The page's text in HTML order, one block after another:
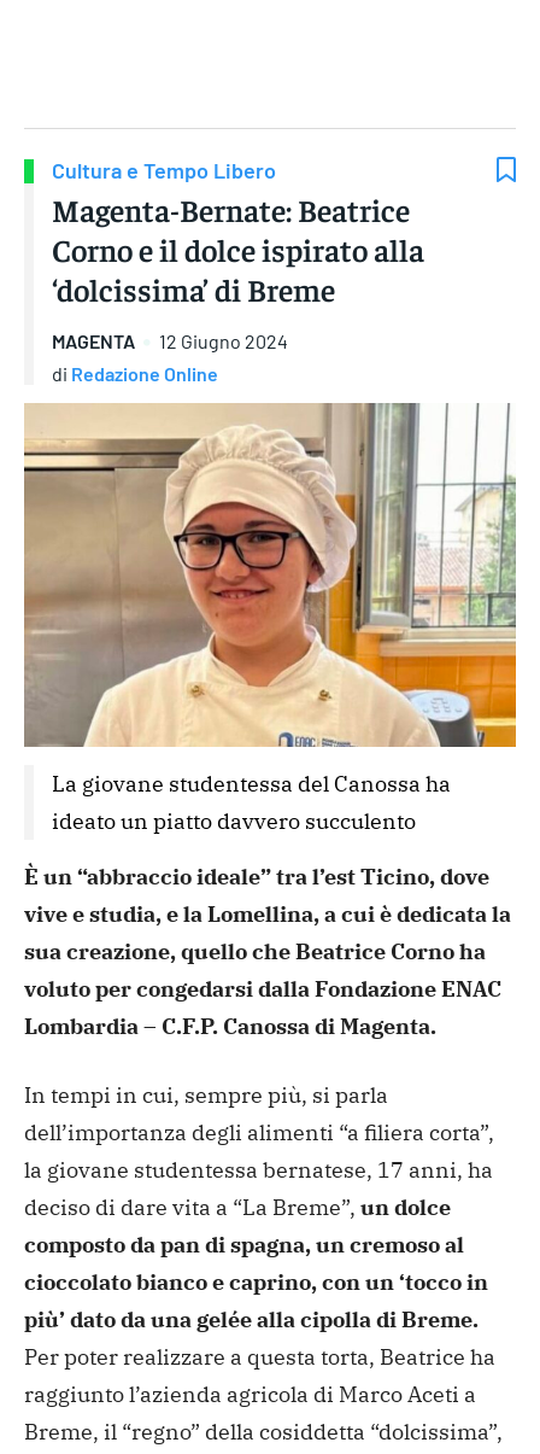
Cultura e Tempo Libero
Magenta-Bernate: Beatrice
Corno e il dolce ispirato alla
‘dolcissima’ di Breme
MAGENTA
12 Giugno 2024
di Redazione Online
La giovane studentessa del Canossa ha
ideato un piatto davvero succulento
È un “abbraccio ideale” tra l’est Ticino, dove
vive e studia, e la Lomellina, a cui è dedicata la
sua creazione, quello che Beatrice Corno ha
voluto per congedarsi dalla Fondazione ENAC
Lombardia – C.F.P. Canossa di Magenta.
In tempi in cui, sempre più, si parla
dell’importanza degli alimenti “a filiera corta”,
la giovane studentessa bernatese, 17 anni, ha
deciso di dare vita a “La Breme”, un dolce
composto da pan di spagna, un cremoso al
cioccolato bianco e caprino, con un ‘tocco in
più’ dato da una gelée alla cipolla di Breme.
Per poter realizzare a questa torta, Beatrice ha
raggiunto l’azienda agricola di Marco Aceti a
Breme, il “regno” della cosiddetta “dolcissima”,